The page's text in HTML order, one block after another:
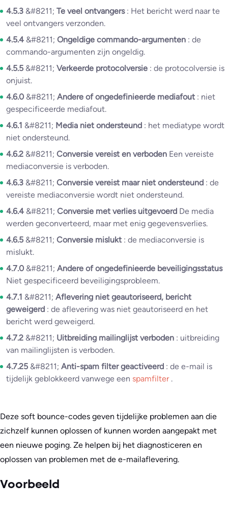
4.5.3 &#8211; Te veel ontvangers : Het bericht werd naar te
veel ontvangers verzonden.
4.5.4 &#8211; Ongeldige commando-argumenten : de
commando-argumenten zijn ongeldig.
4.5.5 &#8211; Verkeerde protocolversie : de protocolversie is
onjuist.
4.6.0 &#8211; Andere of ongedefinieerde mediafout : niet
gespecificeerde mediafout.
4.6.1 &#8211; Media niet ondersteund : het mediatype wordt
niet ondersteund.
4.6.2 &#8211; Conversie vereist en verboden Een vereiste
mediaconversie is verboden.
4.6.3 &#8211; Conversie vereist maar niet ondersteund : de
vereiste mediaconversie wordt niet ondersteund.
4.6.4 &#8211; Conversie met verlies uitgevoerd De media
werden geconverteerd, maar met enig gegevensverlies.
4.6.5 &#8211; Conversie mislukt : de mediaconversie is
mislukt.
4.7.0 &#8211; Andere of ongedefinieerde beveiligingsstatus
Niet gespecificeerd beveiligingsprobleem.
4.7.1 &#8211; Aflevering niet geautoriseerd, bericht
geweigerd : de aflevering was niet geautoriseerd en het
bericht werd geweigerd.
4.7.2 &#8211; Uitbreiding mailinglijst verboden : uitbreiding
van mailinglijsten is verboden.
4.7.25 &#8211; Anti-spam filter geactiveerd : de e-mail is
tijdelijk geblokkeerd vanwege een spamfilter.
Deze soft bounce-codes geven tijdelijke problemen aan die
zichzelf kunnen oplossen of kunnen worden aangepakt met
een nieuwe poging. Ze helpen bij het diagnosticeren en
oplossen van problemen met de e-mailaflevering.
Voorbeeld